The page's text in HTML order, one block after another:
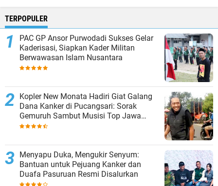
TERPOPULER
PAC GP Ansor Purwodadi Sukses Gelar
Kaderisasi, Siapkan Kader Militan
Berwawasan Islam Nusantara
Kopler New Monata Hadiri Giat Galang
Dana Kanker di Pucangsari: Sorak
Gemuruh Sambut Musisi Top Jawa
Timur
Menyapu Duka, Mengukir Senyum:
Bantuan untuk Pejuang Kanker dan
Duafa Pasuruan Resmi Disalurkan